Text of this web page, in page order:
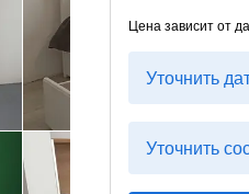
Цена зависит от
Уточнить
Уточнить